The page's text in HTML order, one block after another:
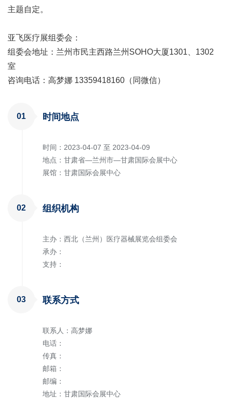
主题自定。
亚飞医疗展组委会：
组委会地址：兰州市民主西路兰州SOHO大厦1301、1302
室
咨询电话：高梦娜 13359418160（同微信）
01 时间地点
时间：2023-04-07 至 2023-04-09
地点：甘肃省—兰州市—甘肃国际会展中心
展馆：甘肃国际会展中心
02 组织机构
主办：西北（兰州）医疗器械展览会组委会
承办：
支持：
03 联系方式
联系人：高梦娜
电话：
传真：
邮箱：
邮编：
地址：甘肃国际会展中心